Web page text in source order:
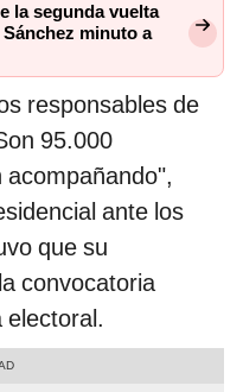
la segunda vuelta
minuto a
responsables de
95.000
ante los
que su
convocatoria
electoral.